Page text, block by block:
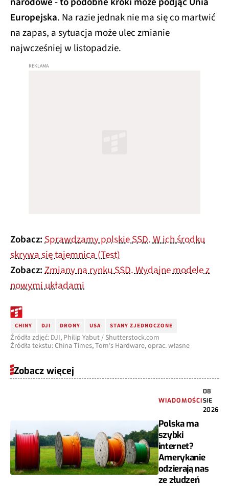
Europejska. Na razie jednak nie ma się co martwić
na zapas, a sytuacja może ulec zmianie
najwcześniej w listopadzie.
Zobacz:Sprawdzamy polskie SSD. W ich środku
skrywa się tajemnica (Test)
Zobacz:Zmiany na rynku SSD. Wydajne modele z
nowymi układami
CHINY DJI DRONY USA STANY ZJEDNOCZONE
Źródła zdjęć: DJI, Philip Yabut / Shutterstock.com
Źródła tekstu: China Times, Tom's Hardware, oprac. własne
Zobacz więcej
WIADOMOŚCI
08
SIE
2026
Polska ma
szybki
internet?
Amerykanie
odzierają nas
ze złudzeń